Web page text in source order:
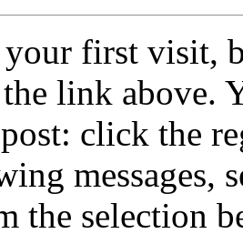
first visit,
link above.
click the
messages,
the selection